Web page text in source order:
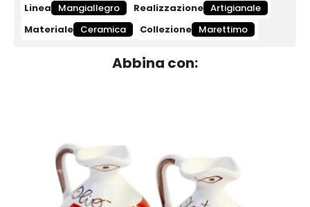
Linea
Mangiallegro Realizzazione Artigianale
Materiale Ceramica Collezione Marettimo
Abbina con: